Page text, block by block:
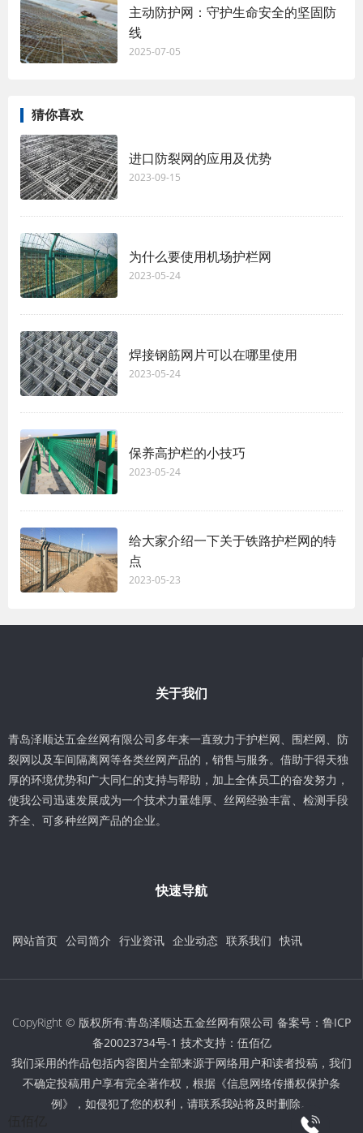
主动防护网：守护生命安全的坚固防
线
2025-07-05
猜你喜欢
进口防裂网的应用及优势
2023-09-15
为什么要使用机场护栏网
2023-05-24
焊接钢筋网片可以在哪里使用
2023-05-24
保养高护栏的小技巧
2023-05-24
给大家介绍一下关于铁路护栏网的特
点
2023-05-23
关于我们
青岛泽顺达五金丝网有限公司多年来一直致力于护栏网、围栏网、防
裂网以及车间隔离网等各类丝网产品的，销售与服务。借助于得天独
厚的环境优势和广大同仁的支持与帮助，加上全体员工的奋发努力，
使我公司迅速发展成为一个技术力量雄厚、丝网经验丰富、检测手段
齐全、可多种丝网产品的企业。
快速导航
网站首页 公司简介 行业资讯 企业动态 联系我们 快讯
CopyRight © 版权所有:青岛泽顺达五金丝网有限公司 备案号： 鲁ICP
备20023734号-1 技术支持： 伍佰亿
我们采用的作品包括内容图片全部来源于网络用户和读者投稿，我们
不确定投稿用户享有完全著作权，根据《信息网络传播权保护条
例》，如侵犯了您的权利，请联系我站将及时删除。